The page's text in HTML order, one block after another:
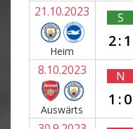
21.10.2023
Heim
S
2:1
8.10.2023
Auswärts
N
1:0